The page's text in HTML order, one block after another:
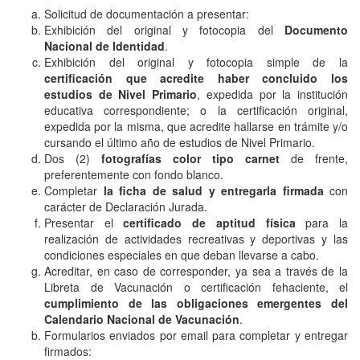
Solicitud de documentación a presentar:
Exhibición del original y fotocopia del Documento
Nacional de Identidad.
Exhibición del original y fotocopia simple de la
certificación que acredite haber concluido los
estudios de Nivel Primario, expedida por la institución
educativa correspondiente; o la certificación original,
expedida por la misma, que acredite hallarse en trámite y/o
cursando el último año de estudios de Nivel Primario.
Dos (2) fotografías color tipo carnet de frente,
preferentemente con fondo blanco.
Completar la ficha de salud y entregarla firmada con
carácter de Declaración Jurada.
Presentar elcertificado de aptitud físicapara la
realización de actividades recreativas y deportivas y las
condiciones especiales en que deban llevarse a cabo.
Acreditar, en caso de corresponder, ya sea a través de la
Libreta de Vacunación o certificación fehaciente, el
cumplimiento de las obligaciones emergentes del
Calendario Nacional de Vacunación.
Formularios enviados por email para completar y entregar
firmados: